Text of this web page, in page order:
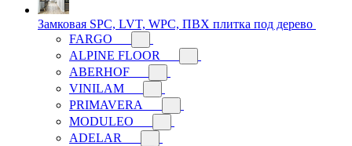
Замковая SPC, LVT, WPC, ПВХ плитка под дерево
FARGO
ALPINE FLOOR
ABERHOF
VINILAM
PRIMAVERA
MODULEO
ADELAR